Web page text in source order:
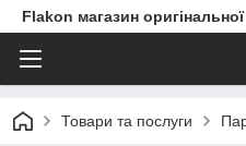
Flakon магазин
Товари та послуги